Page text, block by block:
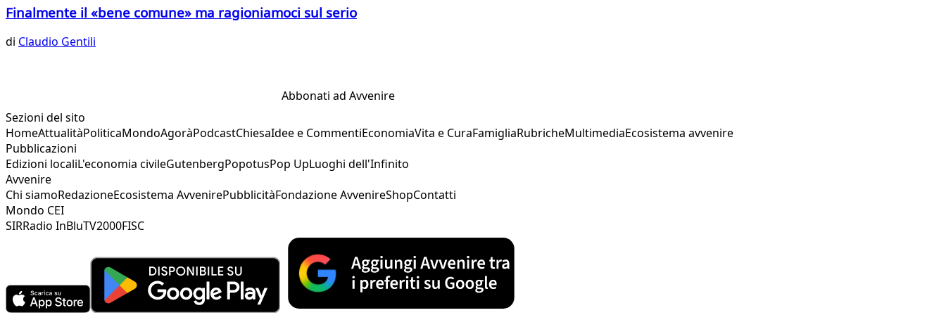
Finalmente il «bene comune» ma ragioniamoci sul serio
di Claudio Gentili
Abbonati ad Avvenire
Sezioni del sito
HomeAttualitàPoliticaMondoAgoràPodcastChiesaIdee e CommentiEconomiaVita e CuraFamigliaRubricheMultimediaEcosistema avvenire
Pubblicazioni
Edizioni localiL'economia civileGutenbergPopotusPop UpLuoghi dell'Infinito
Avvenire
Chi siamoRedazioneEcosistema AvvenirePubblicitàFondazione AvvenireShopContatti
Mondo CEI
SIRRadio InBluTV2000FISC